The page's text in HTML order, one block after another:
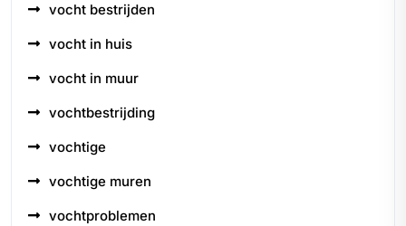
vocht bestrijden
vocht in huis
vocht in muur
vochtbestrijding
vochtige
vochtige muren
vochtproblemen